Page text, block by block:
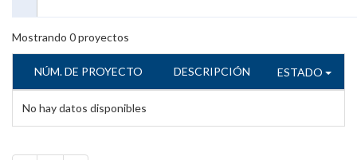
Mostrando 0proyectos
NÚM. DE PROYECTO DESCRIPCIÓN ESTADO
No hay datos disponibles